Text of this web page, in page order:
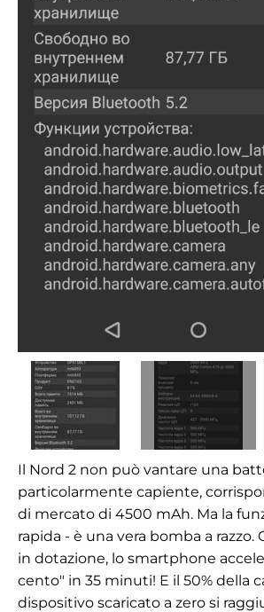
Il Nord 2 non può vantare una
particolarmente capiente,
di mercato di 4500 mAh. Ma la
rapida - è una vera bomba a razzo.
in dotazione, lo smartphone
cento" in 35 minuti! E il 50% della
dispositivo scaricato a zero si